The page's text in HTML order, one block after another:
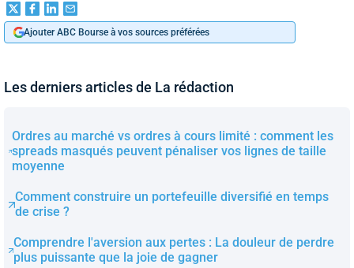
Ajouter ABC Bourse à vos sources préférées
Les derniers articles de La rédaction
Ordres au marché vs ordres à cours limité : comment les
spreads masqués peuvent pénaliser vos lignes de taille
moyenne
Comment construire un portefeuille diversifié en temps
de crise ?
Comprendre l'aversion aux pertes : La douleur de perdre
plus puissante que la joie de gagner